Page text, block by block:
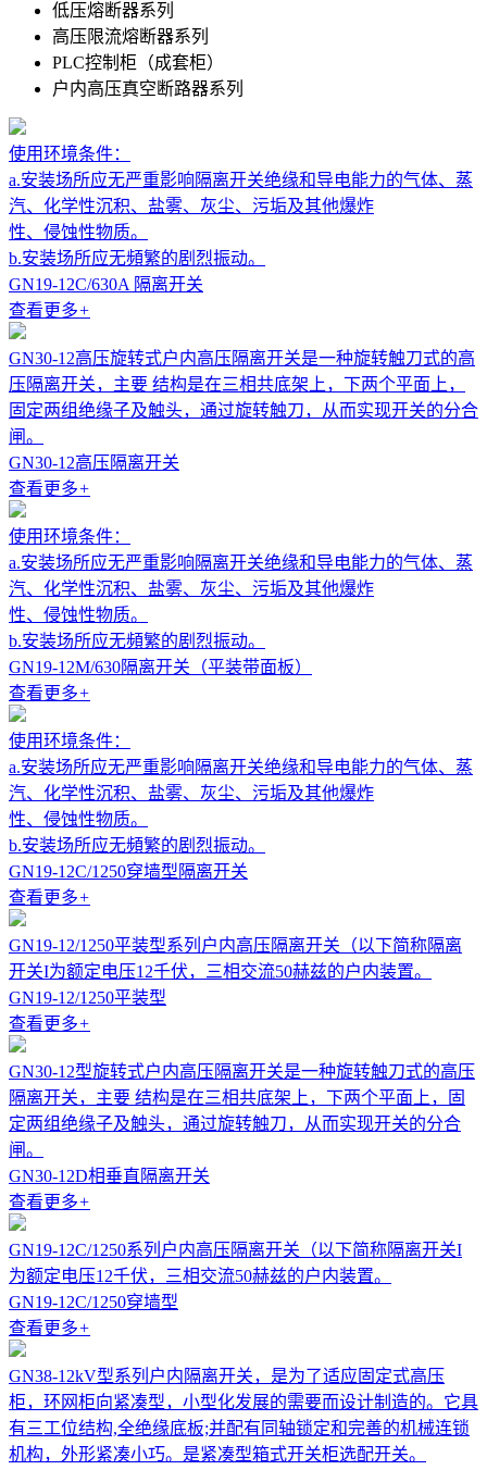
低压熔断器系列
高压限流熔断器系列
PLC控制柜（成套柜）
户内高压真空断路器系列
使用环境条件：
a.安装场所应无严重影响隔离开关绝缘和导电能力的气体、蒸
汽、化学性沉积、盐雾、灰尘、污垢及其他爆炸
性、侵蚀性物质。
b.安装场所应无頻繁的剧烈振动。
GN19-12C/630A 隔离开关
查看更多+
GN30-12高压旋转式户内高压隔离开关是一种旋转触刀式的高
压隔离开关，主要 结构是在三相共底架上，下两个平面上，
固定两组绝缘子及触头，通过旋转触刀，从而实现开关的分合
闸。
GN30-12高压隔离开关
查看更多+
使用环境条件：
a.安装场所应无严重影响隔离开关绝缘和导电能力的气体、蒸
汽、化学性沉积、盐雾、灰尘、污垢及其他爆炸
性、侵蚀性物质。
b.安装场所应无頻繁的剧烈振动。
GN19-12M/630隔离开关（平装带面板）
查看更多+
使用环境条件：
a.安装场所应无严重影响隔离开关绝缘和导电能力的气体、蒸
汽、化学性沉积、盐雾、灰尘、污垢及其他爆炸
性、侵蚀性物质。
b.安装场所应无頻繁的剧烈振动。
GN19-12C/1250穿墙型隔离开关
查看更多+
GN19-12/1250平装型系列户内高压隔离开关（以下简称隔离
开关I为额定电压12千伏，三相交流50赫兹的户内装置。
GN19-12/1250平装型
查看更多+
GN30-12型旋转式户内高压隔离开关是一种旋转触刀式的高压
隔离开关，主要 结构是在三相共底架上，下两个平面上，固
定两组绝缘子及触头，通过旋转触刀，从而实现开关的分合
闸。
GN30-12D相垂直隔离开关
查看更多+
GN19-12C/1250系列户内高压隔离开关（以下简称隔离开关I
为额定电压12千伏，三相交流50赫兹的户内装置。
GN19-12C/1250穿墙型
查看更多+
GN38-12kV型系列户内隔离开关，是为了适应固定式高压
柜，环网柜向紧凑型，小型化发展的需要而设计制造的。它具
有三工位结构,全绝缘底板;并配有同轴锁定和完善的机械连锁
机构，外形紧凑小巧。是紧凑型箱式开关柜选配开关。